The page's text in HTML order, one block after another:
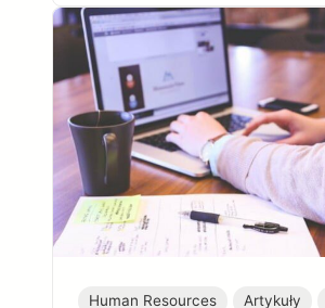
Human Resources Artykuły